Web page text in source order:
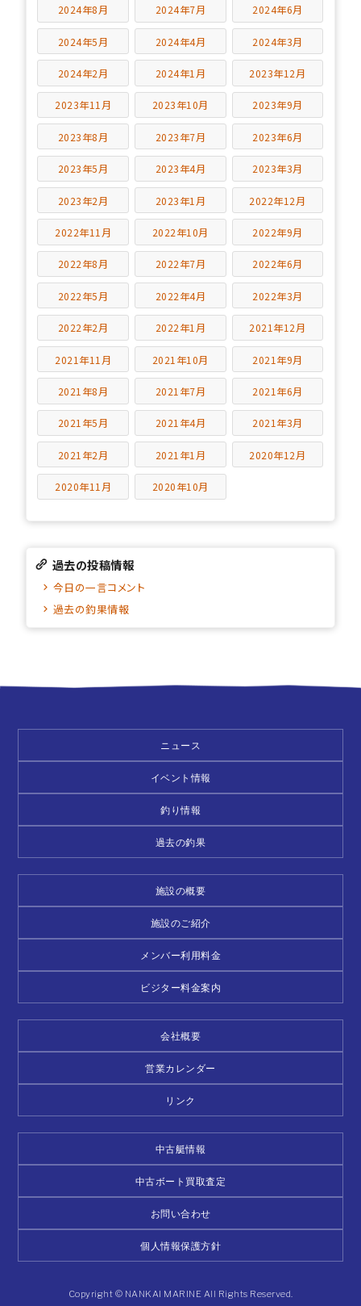
2024年8月 2024年7月 2024年6月
2024年5月 2024年4月 2024年3月
2024年2月 2024年1月 2023年12月
2023年11月 2023年10月 2023年9月
2023年8月 2023年7月 2023年6月
2023年5月 2023年4月 2023年3月
2023年2月 2023年1月 2022年12月
2022年11月 2022年10月 2022年9月
2022年8月 2022年7月 2022年6月
2022年5月 2022年4月 2022年3月
2022年2月 2022年1月 2021年12月
2021年11月 2021年10月 2021年9月
2021年8月 2021年7月 2021年6月
2021年5月 2021年4月 2021年3月
2021年2月 2021年1月 2020年12月
2020年11月 2020年10月
過去の投稿情報
今日の一言コメント
過去の釣果情報
ニュース
イベント情報
釣り情報
過去の釣果
施設の概要
施設のご紹介
メンバー利用料金
ビジター料金案内
会社概要
営業カレンダー
リンク
中古艇情報
中古ボート買取査定
お問い合わせ
個人情報保護方針
Copyright © NANKAI MARINE All Rights Reserved.